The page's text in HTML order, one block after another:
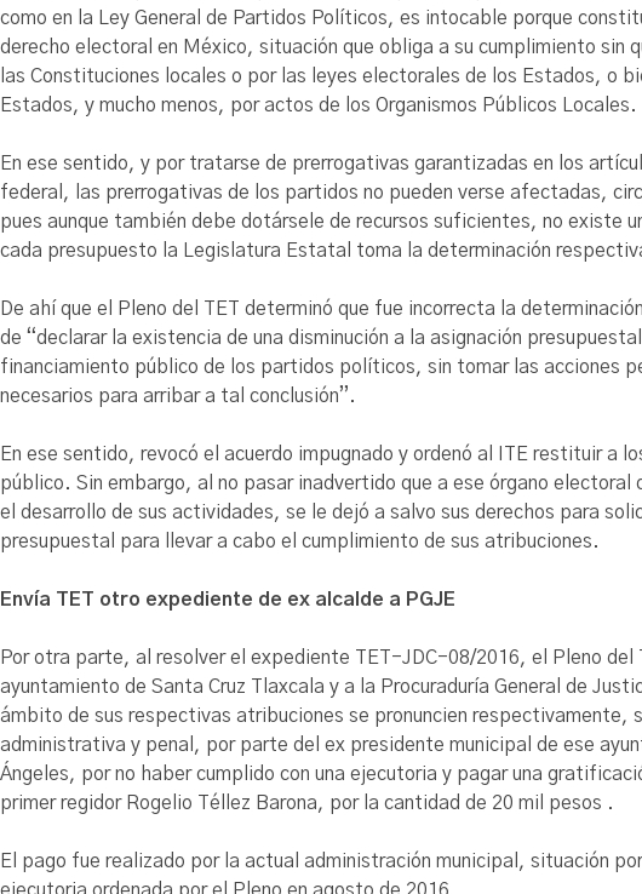
como en la Ley General de Partidos Políticos, es intocable porque
derecho electoral en México, situación que obliga a su cumplimiento sin
las Constituciones locales o por las leyes electorales de los Estados, o
Estados, y mucho menos, por actos de los Organismos Públicos Locales.
En ese sentido, y por tratarse de prerrogativas garantizadas en los
federal, las prerrogativas de los partidos no pueden verse afectadas,
pues aunque también debe dotársele de recursos suficientes, no existe
cada presupuesto la Legislatura Estatal toma la determinación
De ahí que el Pleno del TET determinó que fue incorrecta la
de “declarar la existencia de una disminución a la asignación
financiamiento público de los partidos políticos, sin tomar las acciones
necesarios para arribar a tal conclusión”.
En ese sentido, revocó el acuerdo impugnado y ordenó al ITE restituir a
público. Sin embargo, al no pasar inadvertido que a ese órgano
el desarrollo de sus actividades, se le dejó a salvo sus derechos para
presupuestal para llevar a cabo el cumplimiento de sus atribuciones.
Envía TET otro expediente de ex alcalde a PGJE
Por otra parte, al resolver el expediente TET-JDC-08/2016, el Pleno del
ayuntamiento de Santa Cruz Tlaxcala y a la Procuraduría General de
ámbito de sus respectivas atribuciones se pronuncien
administrativa y penal, por parte del ex presidente municipal de ese
Ángeles, por no haber cumplido con una ejecutoria y pagar una
primer regidor Rogelio Téllez Barona, por la cantidad de 20 mil pesos .
El pago fue realizado por la actual administración municipal, situación